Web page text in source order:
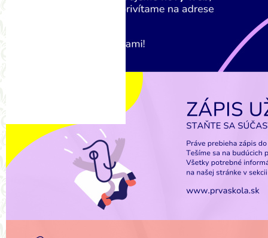
ktoré šťastné a zmysluplné
Našou značkou je
Naším kľúčovým
a vychované, šťastné a
a moderný učiteľ.
Škola má výnimočné
nadštandardným
vďaka dynamickej, tvorivej,
vzájomnej podpory a
všetkých členov našej
Pestrosťou a pružnosťou
a rešpektovanie osobitosti
k tradičnému systému